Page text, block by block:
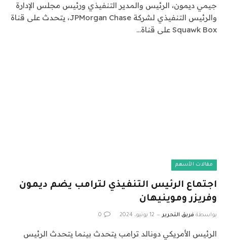
جيمي ديمون، الرئيس والمدير التنفيذي ورئيس مجلس الإدارة
والرئيس التنفيذي لشركة JPMorgan Chase، يتحدث على قناة
Squawk Box على قناة…
مقالات الأسهم
اجتماع الرئيس التنفيذي لترامب يضم ديمون
وفريزر وموينيهان
بواسطة فريق التحرير 12 يونيو، 2024 0
الرئيس الأمريكي دونالد ترامب يتحدث بينما يتحدث الرئيس